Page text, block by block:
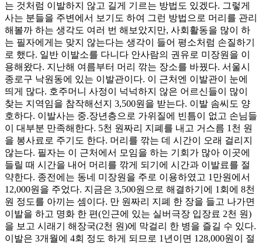
는 것처럼 이발하지 않고 길게 기르는 방법도 있겠다. 그렇게
사는 분들을 주변에서 보기도 하여 그런 방법으로 머리를 관리
해볼까 하는 생각도 여러 번 해보았지만, 사회활동을 많이 하
는 필자에게는 맞지 않는다는 생각이 들어 평소처럼 손질하기
로 했다. 일반 이발소를 다니다 안사람의 권유로 미장원을 이
용해왔다. 지난해 여름부터 머리 깎는 장소를 바꿨다. 서울시
종로구 낙원동에 있는 이발관이다. 이 근처엔 이발관이 눈에
띄게 많다. 호주머니 사정이 넉넉하지 않은 어르신들이 많이
찾는 지역임을 참작해선지 3,500원을 받는다. 이발 솜씨도 양
호하다. 이발사는 중.장년층으로 가위질에 빈틈이 없고 손님들
이 대부분 만족해한다. 5천 원짜리 지폐를 내고 거스름 1천 원
을 봉사료로 주기도 한다. 머리를 깎는 데 시간이 오래 걸리지
않는다. 필자는 이 근처에서 모임을 하는 기회가 많아 이곳에
들릴 때 시간을 내어 머리를 깎게 되기에 시간과 이발료를 절
약한다. 종전에는 동네 미장원을 주로 이용하였고 1만원에서
12,000원을 주었다. 지금은 3,500원으로 해결하기에 1회에 8천
원 정도를 아끼는 셈이다. 만 원짜리 지폐 한 장을 들고 나가면
이발을 하고 명화 한 편(인근에 있는 실버극장 입장료 2천 원)
을 보고 시래기 해장국(2천 원)에 막걸리 한 병을 즐길 수 있다.
이발은 3개월에 4회 정도 하게 되므로 1년이면 128,000원이 절